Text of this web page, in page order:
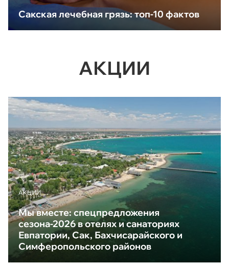
Сакская лечебная грязь: топ-10 фактов
АКЦИИ
АКЦИИ
Мы вместе: спецпредложения
сезона-2026 в отелях и санаториях
Евпатории, Сак, Бахчисарайского и
Симферопольского районов